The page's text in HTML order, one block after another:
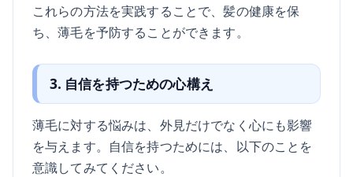
これらの方法を実践することで、髪の健康を保
ち、薄毛を予防することができます。
3. 自信を持つための心構え
薄毛に対する悩みは、外見だけでなく心にも影響
を与えます。自信を持つためには、以下のことを
意識してみてください。